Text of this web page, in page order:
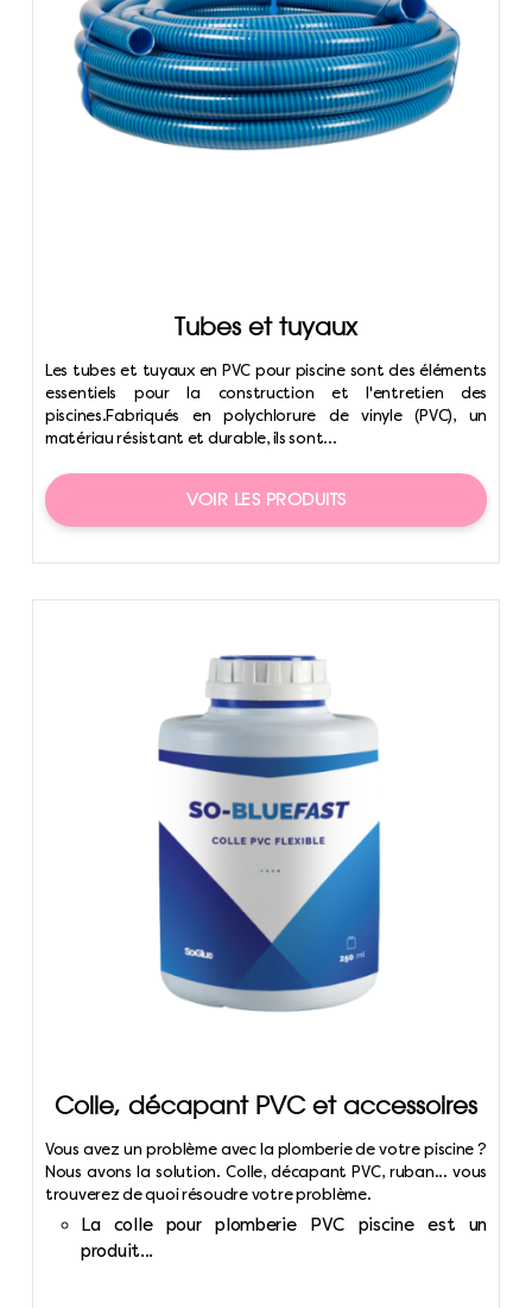
Tubes et tuyaux
Les tubes et tuyaux en PVC pour piscine sont des éléments
essentiels pour la construction et l'entretien des
piscines.Fabriqués en polychlorure de vinyle (PVC), un
matériau résistant et durable, ils sont...
VOIR LES PRODUITS
Colle, décapant PVC et accessoires
Vous avez un problème avec la plomberie de votre piscine ?
Nous avons la solution. Colle, décapant PVC, ruban... vous
trouverez de quoi résoudre votre problème.
La colle pour plomberie PVC piscine est un
produit...